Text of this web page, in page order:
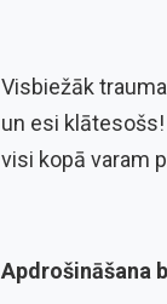
Visbiežāk
un esi
visi kopā varam
Apdrošināšana